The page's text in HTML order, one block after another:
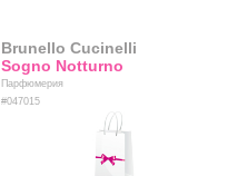
Brunello Cucinelli
Sogno Notturno
Парфюмерия
#047015